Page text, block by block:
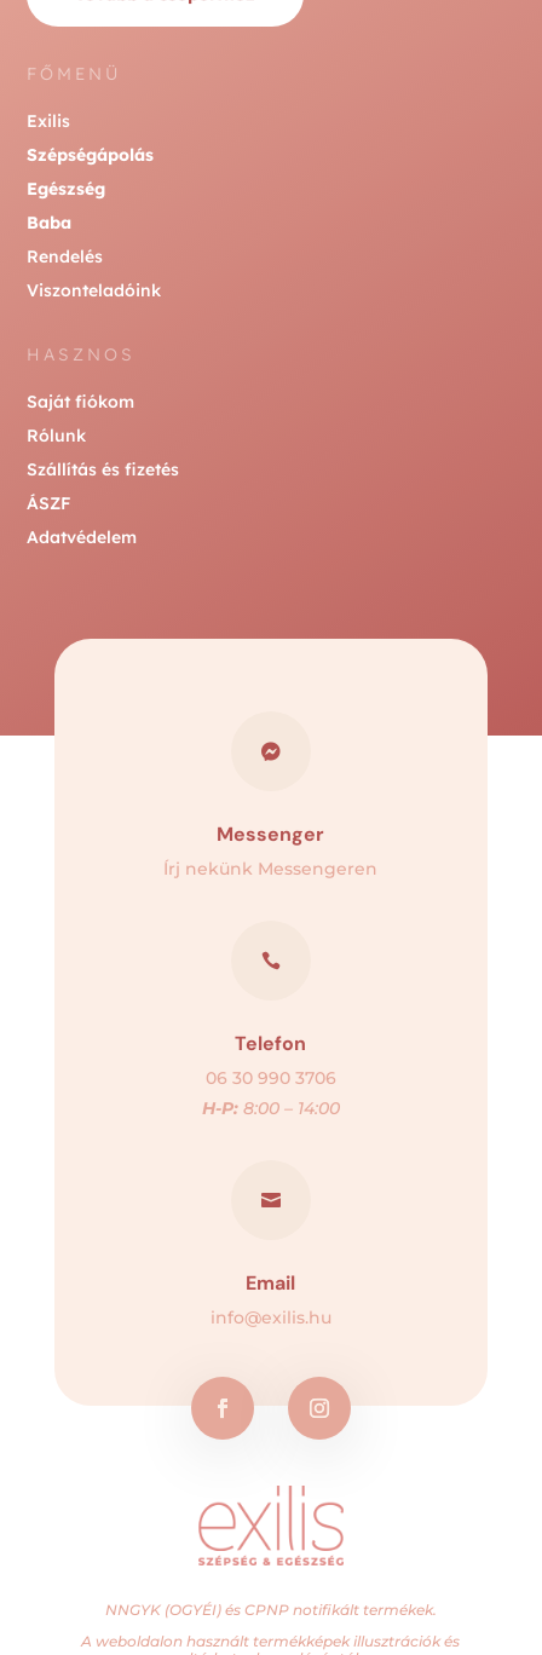
FŐMENÜ
Exilis
Szépségápolás
Egészség
Baba
Rendelés
Viszonteladóink
HASZNOS
Saját fiókom
Rólunk
Szállítás és fizetés
ÁSZF
Adatvédelem

Messenger
Írj nekünk Messengeren

Telefon
06 30 990 3706
H-P:8:00 – 14:00

Email
info@exilis.hu
NNGYK (OGYÉI) és CPNP notifikált termékek.
A weboldalon használt termékképek illusztrációk és